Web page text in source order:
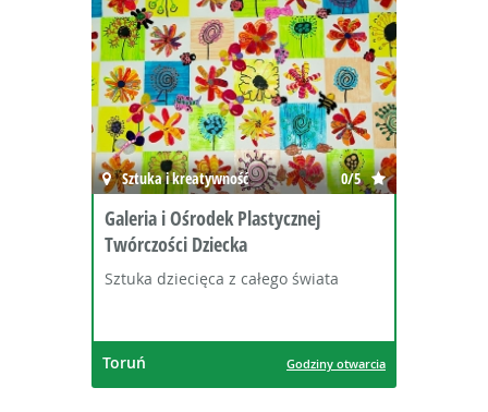
Sztuka i kreatywność 0/5
i Ośrodek Plastycznej
Dziecka
dziecięca z całego świata